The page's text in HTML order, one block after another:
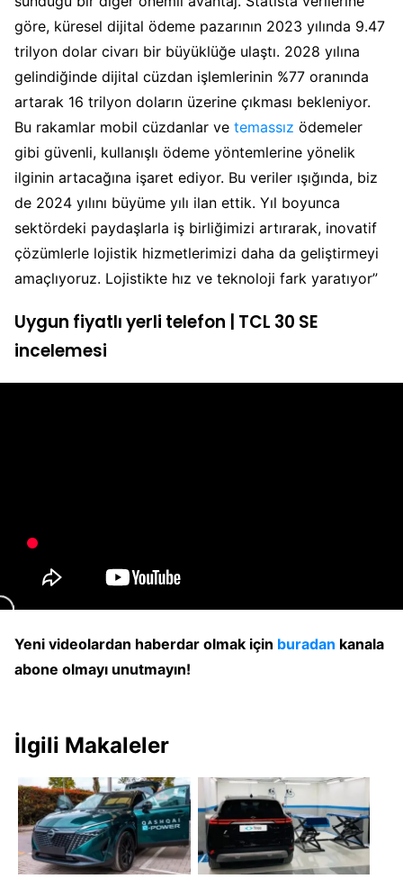
göre, küresel dijital ödeme pazarının 2023 yılında 9.47
trilyon dolar civarı bir büyüklüğe ulaştı. 2028 yılına
gelindiğinde dijital cüzdan işlemlerinin %77 oranında
artarak 16 trilyon doların üzerine çıkması bekleniyor.
Bu rakamlar mobil cüzdanlar ve temassız ödemeler
gibi güvenli, kullanışlı ödeme yöntemlerine yönelik
ilginin artacağına işaret ediyor. Bu veriler ışığında, biz
de 2024 yılını büyüme yılı ilan ettik. Yıl boyunca
sektördeki paydaşlarla iş birliğimizi artırarak, inovatif
çözümlerle lojistik hizmetlerimizi daha da geliştirmeyi
amaçlıyoruz. Lojistikte hız ve teknoloji fark yaratıyor”
Uygun fiyatlı yerli telefon | TCL 30 SE
incelemesi
Yeni videolardan haberdar olmak için buradan kanala
abone olmayı unutmayın!
İlgili Makaleler